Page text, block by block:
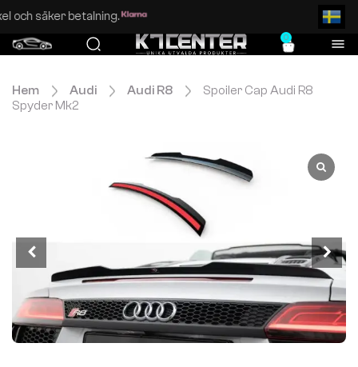
Enkel och säker betalning.
0
Hem Audi Audi R8
Spoiler Cap Audi R8
Spyder Mk2